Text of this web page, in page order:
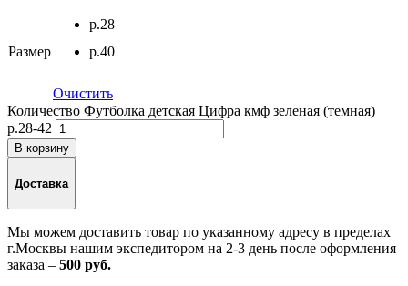
Размер
р.28
р.40
Очистить
Количество Футболка детская Цифра кмф зеленая (темная)
р.28-42
В корзину
Доставка
Мы можем доставить товар по указанному адресу в пределах
г.Москвы нашим экспедитором на 2-3 день после оформления
заказа – 500 руб.